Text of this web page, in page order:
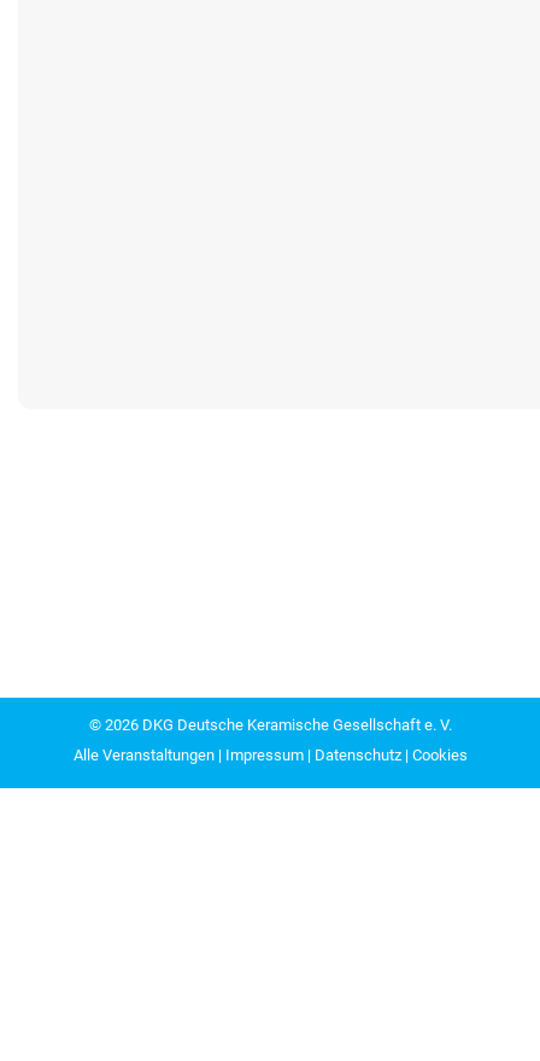
© 2026 DKG Deutsche Keramische Gesellschaft e. V.
Alle Veranstaltungen| Impressum| Datenschutz| Cookies